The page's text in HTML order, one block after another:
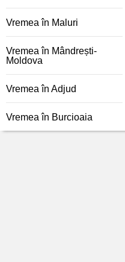
Vremea în Maluri
Vremea în Mândrești-
Moldova
Vremea în Adjud
Vremea în Burcioaia